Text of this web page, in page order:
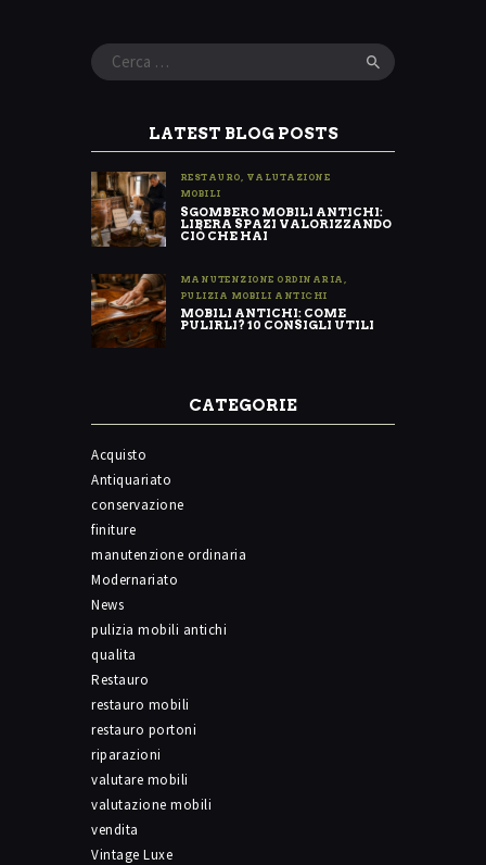
Ricerca
per:
LATEST BLOG POSTS
RESTAURO
VALUTAZIONE
MOBILI
SGOMBERO MOBILI ANTICHI:
LIBERA SPAZI VALORIZZANDO
CIÒ CHE HAI
MANUTENZIONE ORDINARIA
PULIZIA MOBILI ANTICHI
MOBILI ANTICHI: COME
PULIRLI? 10 CONSIGLI UTILI
CATEGORIE
Acquisto
Antiquariato
conservazione
finiture
manutenzione ordinaria
Modernariato
News
pulizia mobili antichi
qualita
Restauro
restauro mobili
restauro portoni
riparazioni
valutare mobili
valutazione mobili
vendita
Vintage Luxe